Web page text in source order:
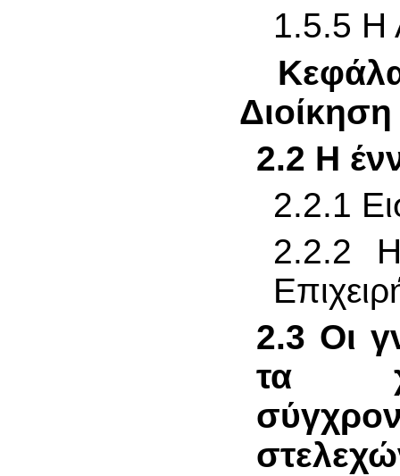
1.5.5 Η
Διοίκηση
2.2 Η
2.2.1
2.2.2 Η
2.3 Οι
τα